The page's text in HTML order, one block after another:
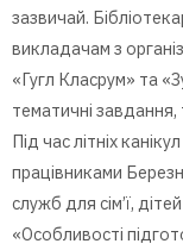
зазвичай.
викладачам з
«Гугл Класрум» та
тематичні завдання,
Під час літніх
працівниками
служб для сім’ї,
«Особливості